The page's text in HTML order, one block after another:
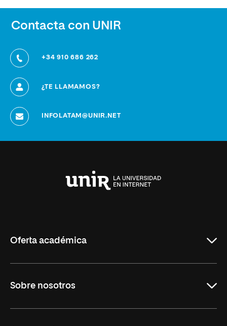
Contacta con UNIR
+34 910 686 262
¿TE LLAMAMOS?
INFOLATAM@UNIR.NET
Oferta académica
Carreras
Sobre nosotros